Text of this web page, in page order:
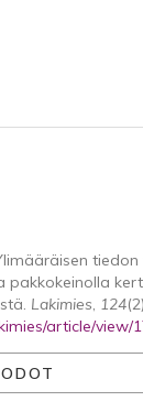
pakkokeinolla
Lakimies, 124
article/view/